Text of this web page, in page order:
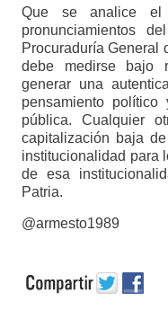
Que se analice
pronunciamientos
Procuraduría General
debe medirse bajo
generar una
pensamiento
pública. Cualquier
capitalización baja
institucionalidad para
de esa
Patria.
@armesto1989